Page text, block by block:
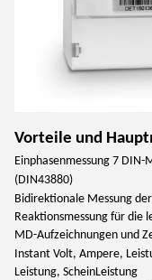
Vorteile und
Einphasenmessung 7
(DIN43880)
Bidirektionale Messung
Reaktionsmessung für die
MD-Aufzeichnungen und
Instant Volt, Ampere,
Leistung, ScheinLeistung